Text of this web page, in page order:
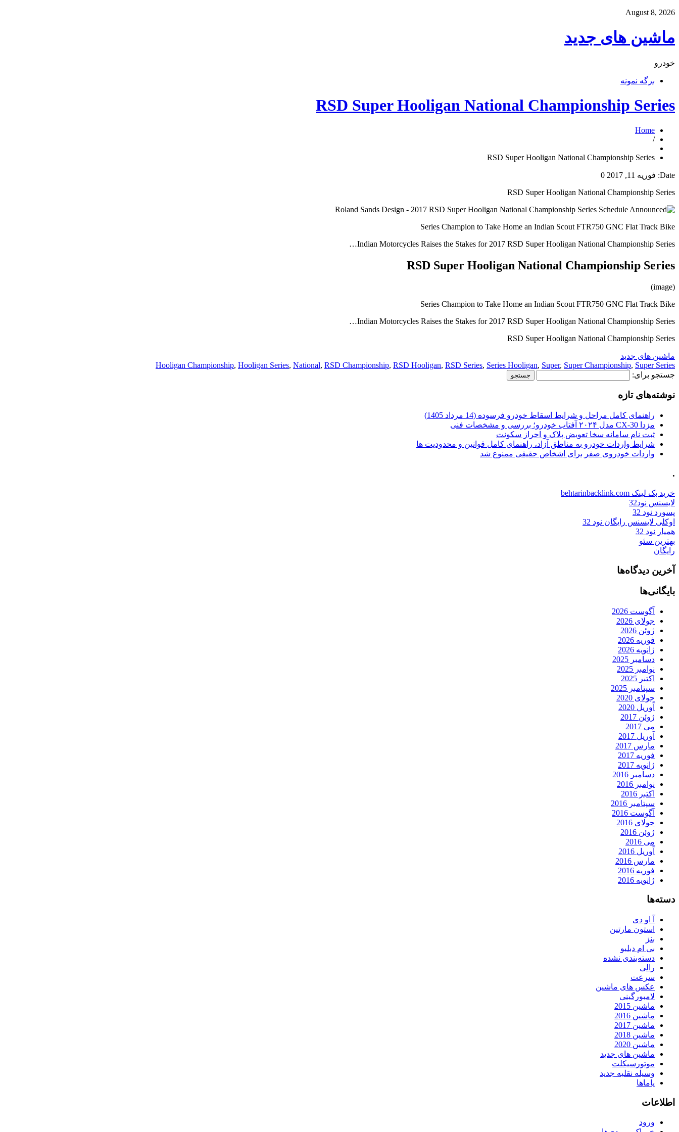
August 8, 2026
ماشین های جدید
خودرو
برگه نمونه
RSD Super Hooligan National Championship Series
Home
/
RSD Super Hooligan National Championship Series
Date: فوریه 11, 2017
0
RSD Super Hooligan National Championship Series
Series Champion to Take Home an Indian Scout FTR750 GNC Flat Track Bike
Indian Motorcycles Raises the Stakes for 2017 RSD Super Hooligan National Championship Series…
RSD Super Hooligan National Championship Series
(image)
Series Champion to Take Home an Indian Scout FTR750 GNC Flat Track Bike
Indian Motorcycles Raises the Stakes for 2017 RSD Super Hooligan National Championship Series…
RSD Super Hooligan National Championship Series
ماشین های جدید
Hooligan Championship, Hooligan Series, National, RSD Championship, RSD Hooligan, RSD Series, Series Hooligan, Super, Super Championship, Super Series
جستجو برای:
نوشته‌های تازه
راهنمای کامل مراحل و شرایط اسقاط خودرو فرسوده (14 مرداد 1405)
مزدا CX-30 مدل ۲۰۲۴ آفتاب خودرو؛ بررسی و مشخصات فنی
ثبت نام سامانه سخا تعویض پلاک و احراز سکونت
شرایط واردات خودرو به مناطق آزاد، راهنمای کامل قوانین و محدودیت ها
واردات خودروی صفر برای اشخاص حقیقی ممنوع شد
.
خرید بک لینک behtarinbacklink.com
لایسنس نود32
پسورد نود 32
اوکلی لایسنس رایگان نود 32
همیار نود 32
بهترین سئو
رایگان
آخرین دیدگاه‌ها
بایگانی‌ها
آگوست 2026
جولای 2026
ژوئن 2026
فوریه 2026
ژانویه 2026
دسامبر 2025
نوامبر 2025
اکتبر 2025
سپتامبر 2025
جولای 2020
آوریل 2020
ژوئن 2017
می 2017
آوریل 2017
مارس 2017
فوریه 2017
ژانویه 2017
دسامبر 2016
نوامبر 2016
اکتبر 2016
سپتامبر 2016
آگوست 2016
جولای 2016
ژوئن 2016
می 2016
آوریل 2016
مارس 2016
فوریه 2016
ژانویه 2016
دسته‌ها
آ او دی
استون مارتین
بنز
بی ام دبلیو
دسته‌بندی نشده
رالی
سرعت
عکس های ماشین
لامبورگینی
ماشین 2015
ماشین 2016
ماشین 2017
ماشین 2018
ماشین 2020
ماشین های جدید
موتورسیکلت
وسیله نقلیه جدید
یاماها
اطلاعات
ورود